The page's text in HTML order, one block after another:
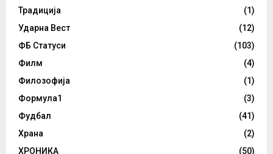
Традиција
(1)
Ударна Вест
(12)
ФБ Статуси
(103)
Филм
(4)
Филозофија
(1)
Формула1
(3)
Фудбал
(41)
Храна
(2)
ХРОНИКА
(50)